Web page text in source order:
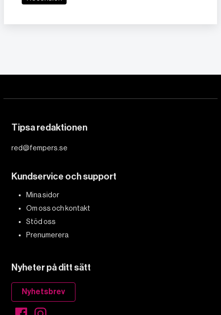
Tipsa redaktionen
red@fempers.se
Kundservice och support
Mina sidor
Om oss och kontakt
Stöd oss
Prenumerera
Nyheter på ditt sätt
Nyhetsbrev